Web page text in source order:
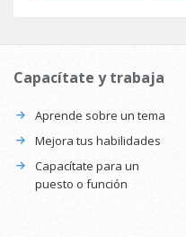
Capacítate y trabaja
Aprende sobre un tema
Mejora tus habilidades
Capacítate para un
puesto o función